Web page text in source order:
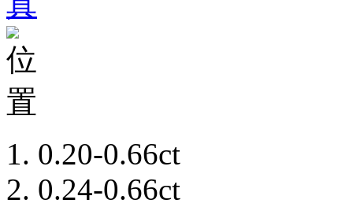
0.20-0.66ct
0.24-0.66ct